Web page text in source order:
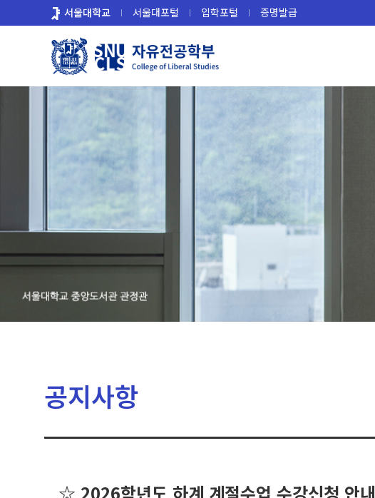
로
서울대학교 서울대포털 입학포털 증명발급
공지사항
☆ 2026학년도 하계 계절수업 수강신청 안내